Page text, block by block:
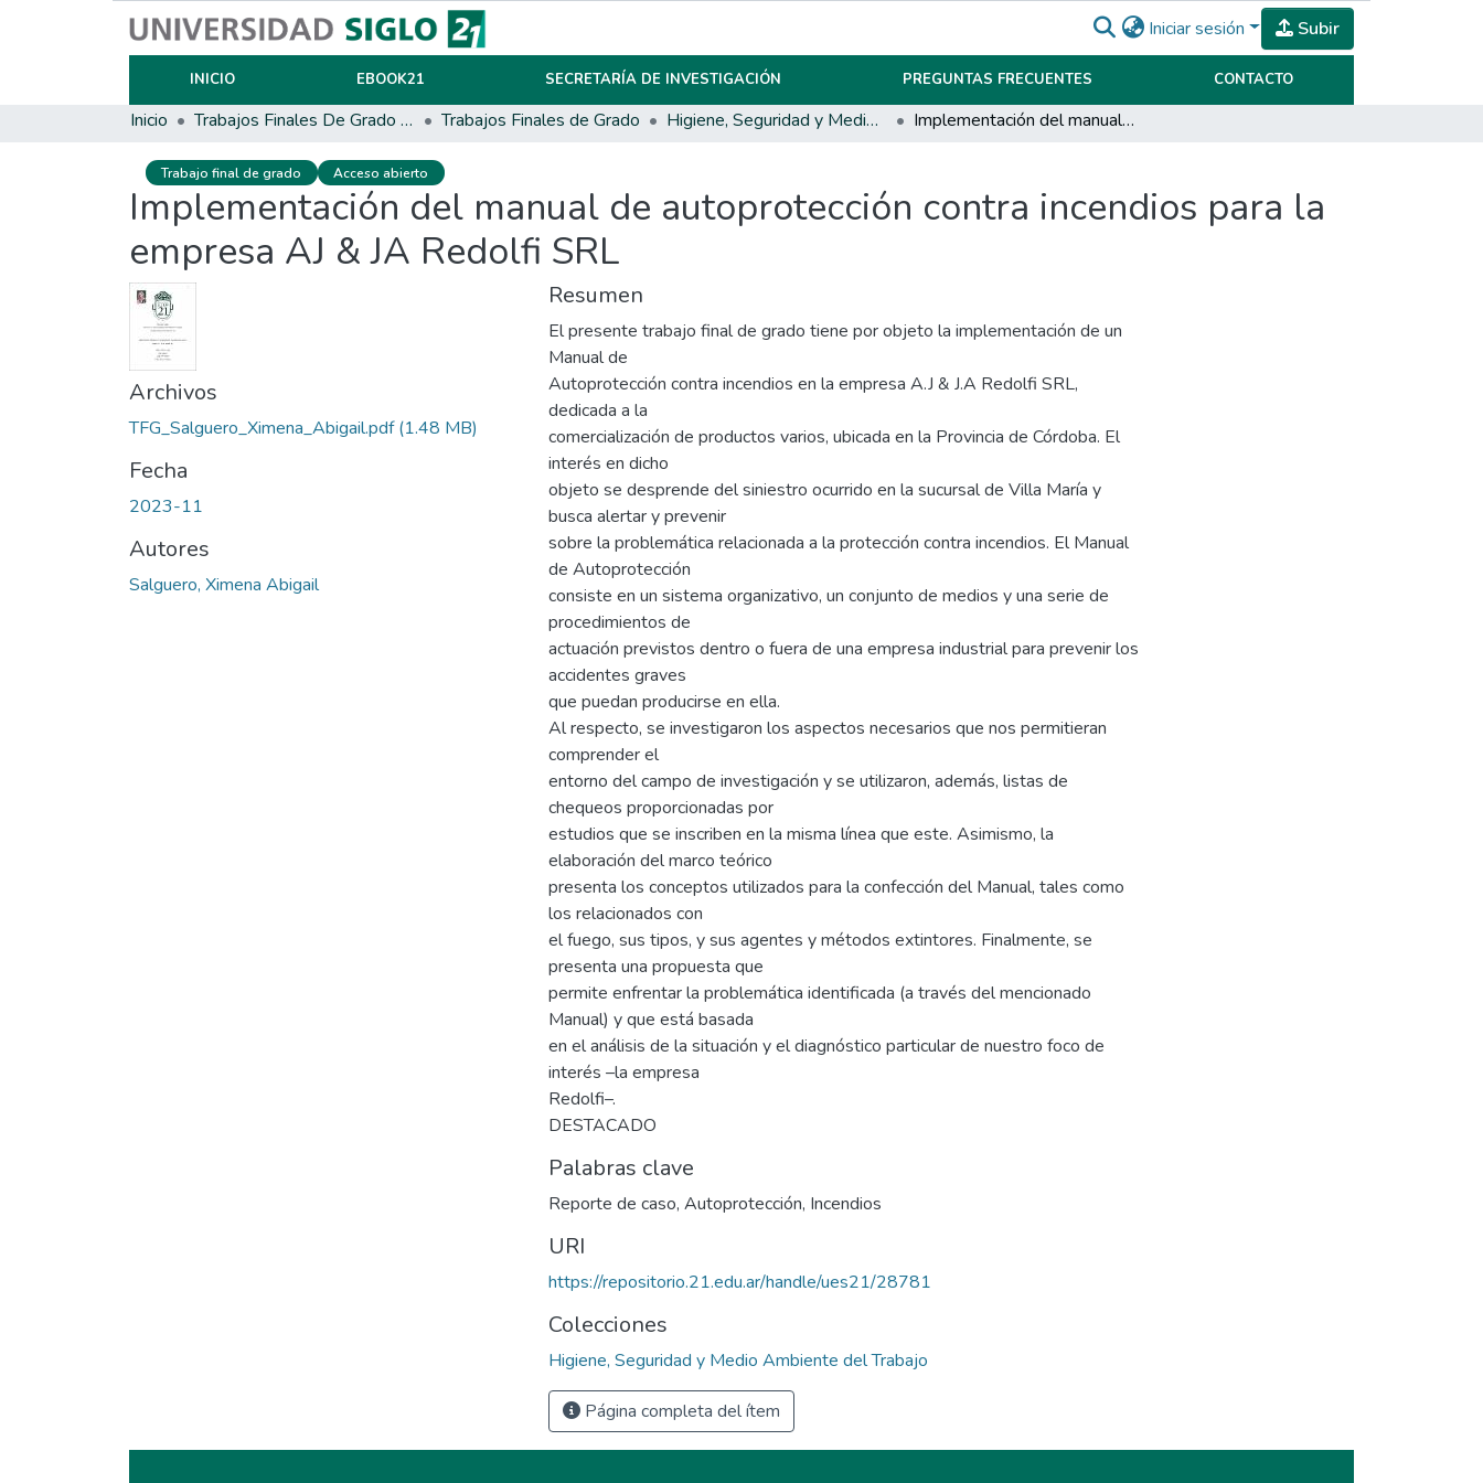
Iniciar sesión Subir
INICIO EBOOK21 SECRETARÍA DE INVESTIGACIÓN PREGUNTAS FRECUENTES CONTACTO
Inicio Trabajos Finales De Grado Y Posgrado Trabajos Finales de Grado Higiene, Seguridad y Medio Ambiente del Trabajo Implementación del manual de autoprotección contra incendios para la empresa AJ & JA Redolfi SRL
Trabajo final de grado Acceso abierto
Implementación del manual de autoprotección contra incendios para la
empresa AJ & JA Redolfi SRL
Archivos
TFG_Salguero_Ximena_Abigail.pdf(1.48 MB)
Fecha
2023-11
Autores
Salguero, Ximena Abigail
Resumen
El presente trabajo final de grado tiene por objeto la implementación de un
Manual de
Autoprotección contra incendios en la empresa A.J & J.A Redolfi SRL,
dedicada a la
comercialización de productos varios, ubicada en la Provincia de Córdoba. El
interés en dicho
objeto se desprende del siniestro ocurrido en la sucursal de Villa María y
busca alertar y prevenir
sobre la problemática relacionada a la protección contra incendios. El Manual
de Autoprotección
consiste en un sistema organizativo, un conjunto de medios y una serie de
procedimientos de
actuación previstos dentro o fuera de una empresa industrial para prevenir los
accidentes graves
que puedan producirse en ella.
Al respecto, se investigaron los aspectos necesarios que nos permitieran
comprender el
entorno del campo de investigación y se utilizaron, además, listas de
chequeos proporcionadas por
estudios que se inscriben en la misma línea que este. Asimismo, la
elaboración del marco teórico
presenta los conceptos utilizados para la confección del Manual, tales como
los relacionados con
el fuego, sus tipos, y sus agentes y métodos extintores. Finalmente, se
presenta una propuesta que
permite enfrentar la problemática identificada (a través del mencionado
Manual) y que está basada
en el análisis de la situación y el diagnóstico particular de nuestro foco de
interés –la empresa
Redolfi–.
DESTACADO
Palabras clave
Reporte de caso, Autoprotección, Incendios
URI
https://repositorio.21.edu.ar/handle/ues21/28781
Colecciones
Higiene, Seguridad y Medio Ambiente del Trabajo
Página completa del ítem